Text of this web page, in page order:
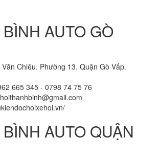
AUTO GÒ
Chiêu. Phường 13. Quận Gò Vấp.
665 345 - 0798 74 75 76
AUTO QUẬN